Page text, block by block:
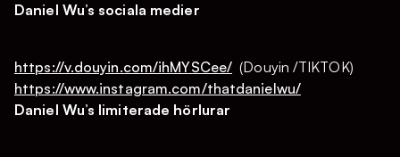
Daniel Wu’s sociala medier
https://v.douyin.com/ihMYSCee/ (Douyin /TIKTOK)
https://www.instagram.com/thatdanielwu/
Daniel Wu’s limiterade hörlurar